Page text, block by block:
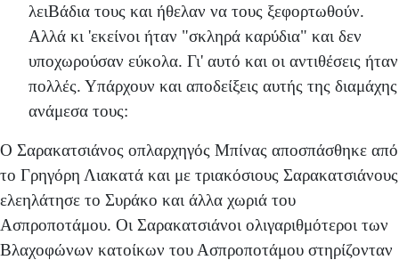
λειΒάδια τους και ήθελαν να τους ξεφορτωθούν.
Αλλά κι 'εκείνοι ήταν "σκληρά καρύδια" και δεν
υποχωρούσαν εύκολα. Γι' αυτό και οι αντιθέσεις ήταν
πολλές. Υπάρχουν και αποδείξεις αυτής της διαμάχης
ανάμεσα τους:
Ο Σαρακατσιάνος οπλαρχηγός Μπίνας αποσπάσθηκε από
το Γρηγόρη Λιακατά και με τριακόσιους Σαρακατσιάνους
ελεηλάτησε το Συράκο και άλλα χωριά του
Ασπροποτάμου. Οι Σαρακατσιάνοι ολιγαριθμότεροι των
Βλαχοφώνων κατοίκων του Ασπροποτάμου στηρίζονταν